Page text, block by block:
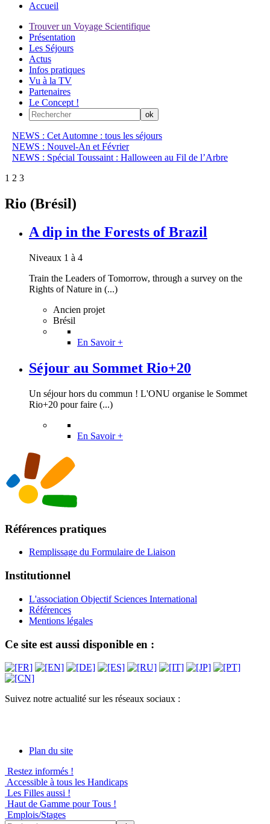
Accueil
Trouver un Voyage Scientifique
Présentation
Les Séjours
Actus
Infos pratiques
Vu à la TV
Partenaires
Le Concept !
NEWS : Cet Automne : tous les séjours
NEWS : Nouvel-An et Février
NEWS : Spécial Toussaint : Halloween au Fil de l’Arbre
1 2 3
Rio (Brésil)
A dip in the Forests of Brazil
Niveaux 1 à 4
Train the Leaders of Tomorrow, through a survey on the
Rights of Nature in (...)
Ancien projet
Brésil
En Savoir +
Séjour au Sommet Rio+20
Un séjour hors du commun ! L'ONU organise le Sommet
Rio+20 pour faire (...)
En Savoir +
Références pratiques
Remplissage du Formulaire de Liaison
Institutionnel
L'association Objectif Sciences International
Références
Mentions légales
Ce site est aussi disponible en :
Suivez notre actualité sur les réseaux sociaux :
Plan du site
Restez informés !
Accessible à tous les Handicaps
Les Filles aussi !
Haut de Gamme pour Tous !
Emplois/Stages